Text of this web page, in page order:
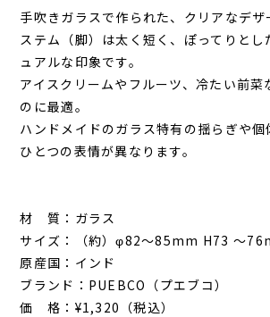
手吹きガラスで作られた、クリアなデザ
ステム（脚）は太く短く、ぽってりとし
ュアルな印象です。
アイスクリームやフルーツ、冷たい前菜
のに最適。
ハンドメイドのガラス特有の揺らぎや個
ひとつの表情が異なります。
材 質：ガラス
サイズ：（約）φ82〜85mm H73 〜
原産国：インド
ブランド：PUEBCO（プエブコ）
価 格：¥1,320（税込）